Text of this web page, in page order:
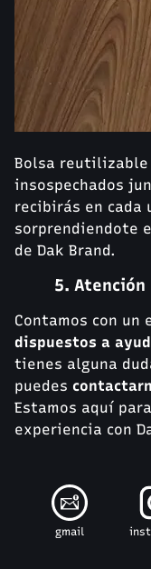
Bolsa reutilizable
insospechados
recibirás en cada
sorprendiendote
de Dak Brand.
5.
Contamos con un
dispuestos a
tienes alguna
puedes
Estamos aquí
experiencia con
gmail